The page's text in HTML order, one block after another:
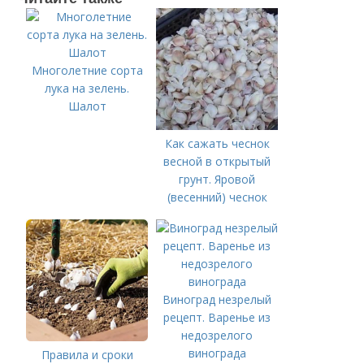
Многолетние сорта
лука на зелень.
Шалот
Как сажать чеснок
весной в открытый
грунт. Яровой
(весенний) чеснок
Правила и сроки
Виноград незрелый
рецепт. Варенье из
недозрелого
винограда